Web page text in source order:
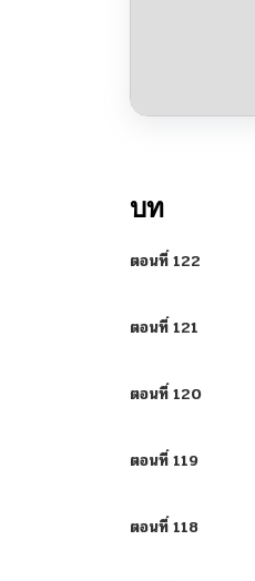
บท
ตอนที่ 122
ตอนที่ 121
ตอนที่ 120
ตอนที่ 119
ตอนที่ 118